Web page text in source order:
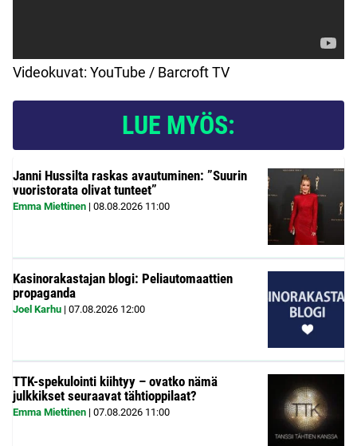
Videokuvat: YouTube / Barcroft TV
LUE MYÖS:
Janni Hussilta raskas avautuminen: ”Suurin
vuoristorata olivat tunteet”
Emma Miettinen | 08.08.2026 11:00
Kasinorakastajan blogi: Peliautomaattien
propaganda
Joel Karhu | 07.08.2026 12:00
TTK-spekulointi kiihtyy – ovatko nämä
julkkikset seuraavat tähtioppilaat?
Emma Miettinen | 07.08.2026 11:00